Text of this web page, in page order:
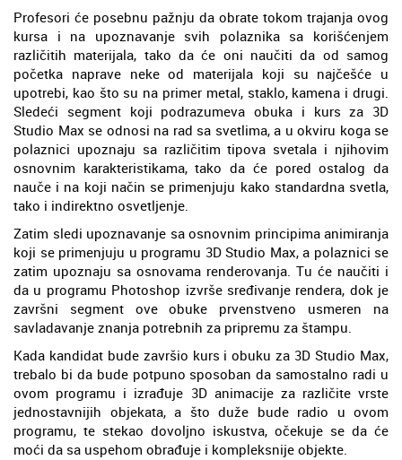
Profesori će posebnu pažnju da obrate tokom trajanja ovog
kursa i na upoznavanje svih polaznika sa korišćenjem
različitih materijala, tako da će oni naučiti da od samog
početka naprave neke od materijala koji su najčešće u
upotrebi, kao što su na primer metal, staklo, kamena i drugi.
Sledeći segment koji podrazumeva obuka i kurs za 3D
Studio Max se odnosi na rad sa svetlima, a u okviru koga se
polaznici upoznaju sa različitim tipova svetala i njihovim
osnovnim karakteristikama, tako da će pored ostalog da
nauče i na koji način se primenjuju kako standardna svetla,
tako i indirektno osvetljenje.
Zatim sledi upoznavanje sa osnovnim principima animiranja
koji se primenjuju u programu 3D Studio Max, a polaznici se
zatim upoznaju sa osnovama renderovanja. Tu će naučiti i
da u programu Photoshop izvrše sređivanje rendera, dok je
završni segment ove obuke prvenstveno usmeren na
savladavanje znanja potrebnih za pripremu za štampu.
Kada kandidat bude završio kurs i obuku za 3D Studio Max,
trebalo bi da bude potpuno sposoban da samostalno radi u
ovom programu i izrađuje 3D animacije za različite vrste
jednostavnijih objekata, a što duže bude radio u ovom
programu, te stekao dovoljno iskustva, očekuje se da će
moći da sa uspehom obrađuje i kompleksnije objekte.